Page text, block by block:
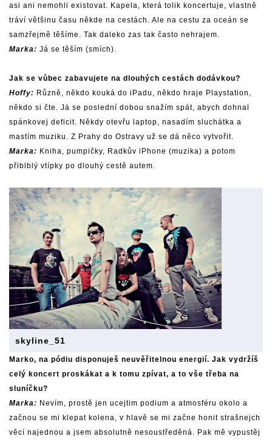
asi ani nemohli existovat. Kapela, která tolik koncertuje, vlastně
tráví většinu času někde na cestách. Ale na cestu za oceán se
samzřejmě těšíme. Tak daleko zas tak často nehrajem.
Marka: Já se těším (smích).
Jak se vůbec zabavujete na dlouhých cestách dodávkou?
Hoffy: Různě, někdo kouká do iPadu, někdo hraje Playstation,
někdo si čte. Já se poslední dobou snažím spát, abych dohnal
spánkovej deficit. Někdy otevřu laptop, nasadím sluchátka a
mastím muziku. Z Prahy do Ostravy už se dá něco vytvořit.
Marka: Kniha, pumpičky, Radkův iPhone (muzika) a potom
přiblblý vtípky po dlouhý cestě autem.
skyline_51
Marko, na pódiu disponuješ neuvěřitelnou energií. Jak vydržíš
celý koncert proskákat a k tomu zpívat, a to vše třeba na
sluníčku?
Marka: Nevím, prostě jen ucejtim podium a atmosféru okolo a
začnou se mi klepat kolena, v hlavě se mi začne honit strašnejch
věcí najednou a jsem absolutně nesoustředěná. Pak mě vypustěj